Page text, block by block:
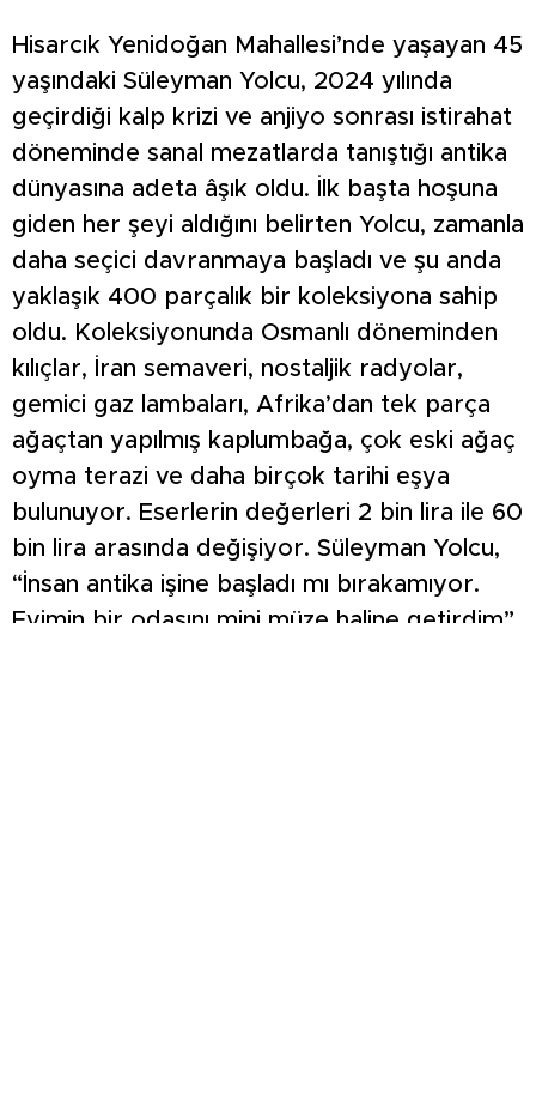
Hisarcık Yenidoğan Mahallesi’nde yaşayan 45
yaşındaki Süleyman Yolcu, 2024 yılında
geçirdiği kalp krizi ve anjiyo sonrası istirahat
döneminde sanal mezatlarda tanıştığı antika
dünyasına adeta âşık oldu. İlk başta hoşuna
giden her şeyi aldığını belirten Yolcu, zamanla
daha seçici davranmaya başladı ve şu anda
yaklaşık 400 parçalık bir koleksiyona sahip
oldu. Koleksiyonunda Osmanlı döneminden
kılıçlar, İran semaveri, nostaljik radyolar,
gemici gaz lambaları, Afrika’dan tek parça
ağaçtan yapılmış kaplumbağa, çok eski ağaç
oyma terazi ve daha birçok tarihi eşya
bulunuyor. Eserlerin değerleri 2 bin lira ile 60
bin lira arasında değişiyor. Süleyman Yolcu,
“İnsan antika işine başladı mı bırakamıyor.
Evimin bir odasını mini müze haline getirdim”